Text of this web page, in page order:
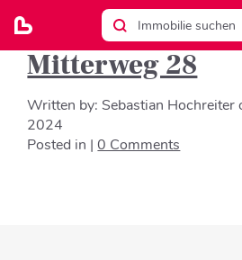
Mitterweg 28
Written by:Sebastian Hochreiter
2024
Posted in |0 Comments